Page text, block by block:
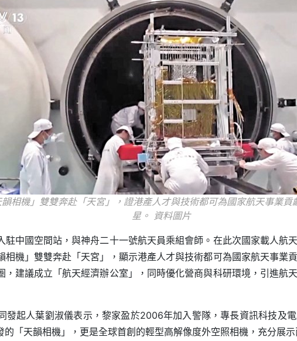
相機」雙雙奔赴「天宮」，證港產人才與技術都可為國家航天事業
星。 資料圖片
中國空間站，與神舟二十一號航天員乘組會師。在此次國家載人航
機」雙雙奔赴「天宮」，顯示港產人才與技術都可為國家航天事業
，建議成立「航天經濟辦公室」，同時優化營商與科研環境，引進航
發起人葉劉淑儀表示，黎家盈於2006年加入警隊，專長資訊科技及
「天韻相機」，更是全球首創的輕型高解像度外空照相機，充分展